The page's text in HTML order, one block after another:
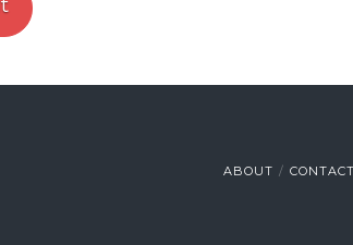
ABOUT CONTACT